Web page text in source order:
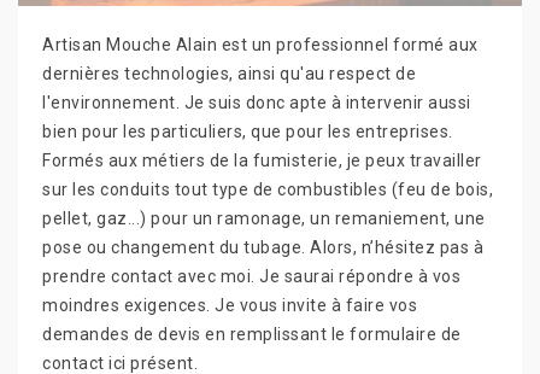
Artisan Mouche Alain est un professionnel formé aux
dernières technologies, ainsi qu'au respect de
l'environnement. Je suis donc apte à intervenir aussi
bien pour les particuliers, que pour les entreprises.
Formés aux métiers de la fumisterie, je peux travailler
sur les conduits tout type de combustibles (feu de bois,
pellet, gaz...) pour un ramonage, un remaniement, une
pose ou changement du tubage. Alors, n’hésitez pas à
prendre contact avec moi. Je saurai répondre à vos
moindres exigences. Je vous invite à faire vos
demandes de devis en remplissant le formulaire de
contact ici présent.